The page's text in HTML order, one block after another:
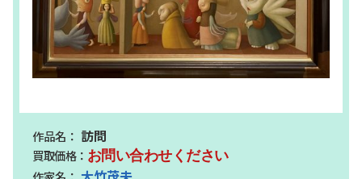
訪問
お問い合わせください